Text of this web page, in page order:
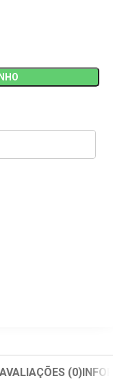
AVALIAÇÕES (0)